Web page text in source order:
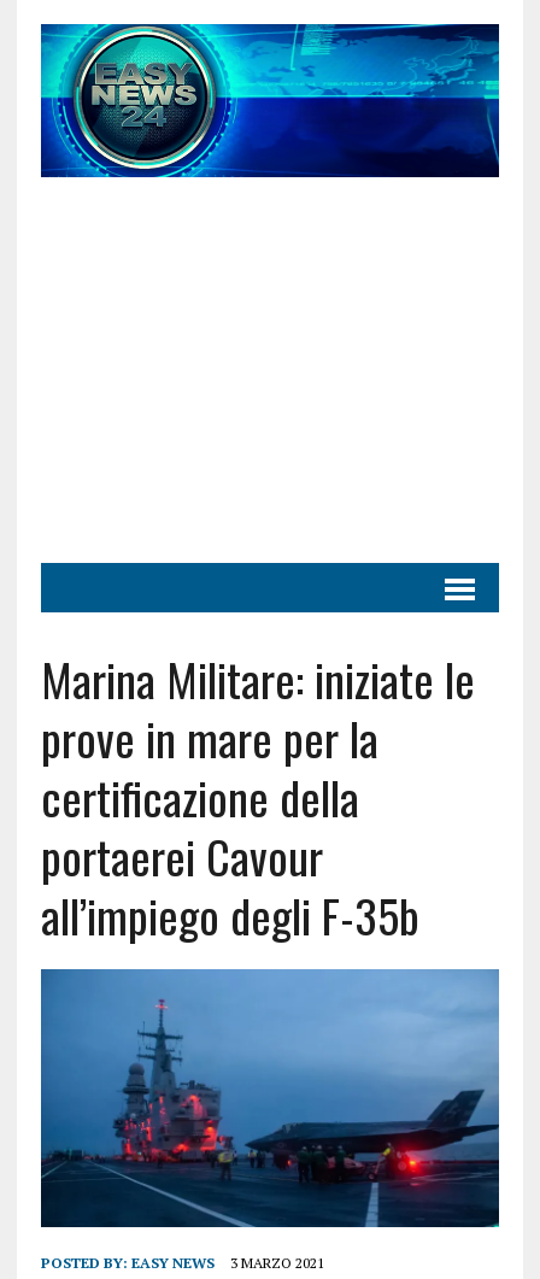
Marina Militare: iniziate le
prove in mare per la
certificazione della
portaerei Cavour
all’impiego degli F-35b
POSTED BY: EASY NEWS 3 MARZO 2021